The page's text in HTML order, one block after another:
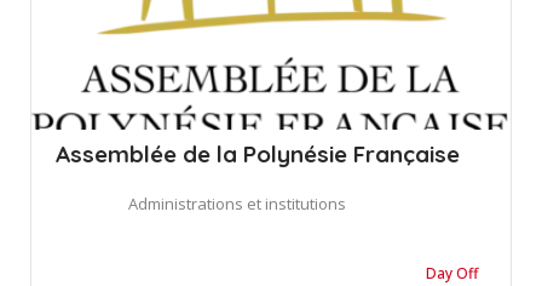
Assemblée de la Polynésie Française
Administrations et institutions
Day Off